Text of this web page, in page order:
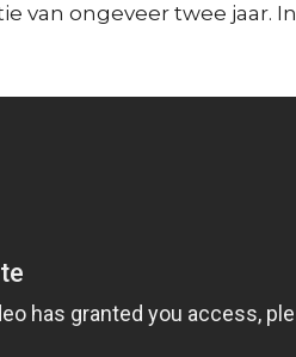
ongeveer twee jaar.